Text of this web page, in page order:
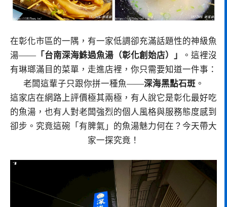
在彰化市區的一隅，有一家低調卻充滿話題性的神級魚
湯—— 「台南深海鮢過魚湯（彰化創始店）」
。這裡沒
有琳瑯滿目的菜單，走進店裡，你只需要知道一件事：
老闆這輩子只跟你拼一種魚——深海黑點石斑。
這家店在網路上評價極其兩極，有人說它是彰化最好吃
的魚湯，也有人對老闆強烈的個人風格與服務態度感到
卻步。究竟這碗「有脾氣」的魚湯魅力何在？今天帶大
家一探究竟！